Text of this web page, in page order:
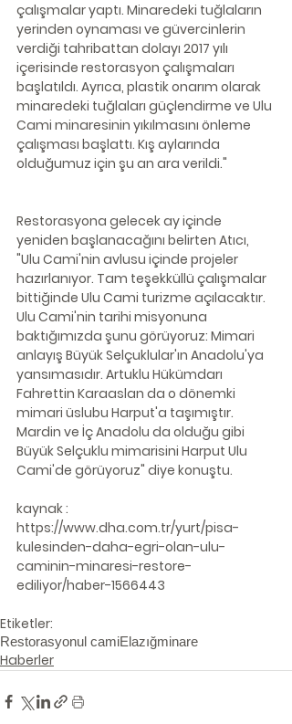
çalışmalar yaptı. Minaredeki tuğlaların
yerinden oynaması ve güvercinlerin
verdiği tahribattan dolayı 2017 yılı
içerisinde restorasyon çalışmaları
başlatıldı. Ayrıca, plastik onarım olarak
minaredeki tuğlaları güçlendirme ve Ulu
Cami minaresinin yıkılmasını önleme
çalışması başlattı. Kış aylarında
olduğumuz için şu an ara verildi."
Restorasyona gelecek ay içinde
yeniden başlanacağını belirten Atıcı,
"Ulu Cami'nin avlusu içinde projeler
hazırlanıyor. Tam teşekküllü çalışmalar
bittiğinde Ulu Cami turizme açılacaktır.
Ulu Cami'nin tarihi misyonuna
baktığımızda şunu görüyoruz: Mimari
anlayış Büyük Selçuklular'ın Anadolu'ya
yansımasıdır. Artuklu Hükümdarı
Fahrettin Karaaslan da o dönemki
mimari üslubu Harput'a taşımıştır.
Mardin ve İç Anadolu da olduğu gibi
Büyük Selçuklu mimarisini Harput Ulu
Cami'de görüyoruz" diye konuştu.
kaynak :
https://www.dha.com.tr/yurt/pisa-
kulesinden-daha-egri-olan-ulu-
caminin-minaresi-restore-
ediliyor/haber-1566443
Etiketler:
Restorasyonul camiElazığminare
Haberler